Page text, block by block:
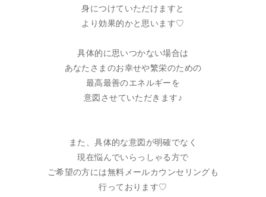
身につけていただけますと
より効果的かと思います♡
具体的に思いつかない場合は
あなたさまのお幸せや繁栄のための
最高最善のエネルギーを
意図させていただきます♪
また、具体的な意図が明確でなく
現在悩んでいらっしゃる方で
ご希望の方には無料メールカウンセリングも
行っております♡